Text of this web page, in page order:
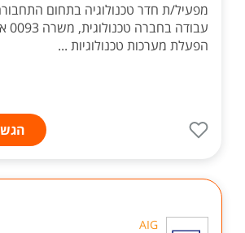
מפעיל/ת חדר טכנולוגיה בתחום
הפעלת מערכות טכנולוגיות ...
AIG